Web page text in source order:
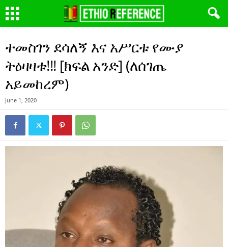
ተመስገን ደሳለኝ እና አሥርቱ የሙያ
ትዕዛዛቱ!!! [ክፍል አንድ] (ለሰገጤ
አይመከረም)
June 1, 2020